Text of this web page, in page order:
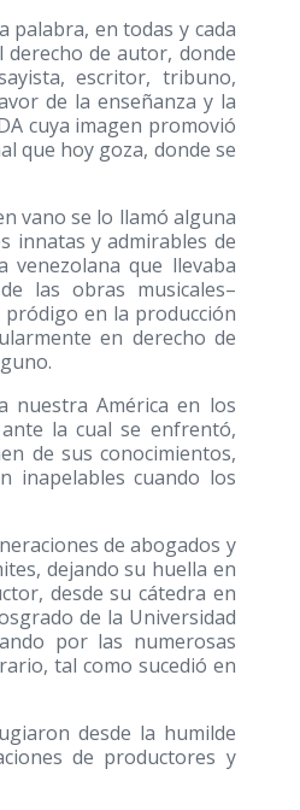
palabra, en todas y cada
derecho de autor, donde
escritor, tribuno,
de la enseñanza y la
cuya imagen promovió
que hoy goza, donde se
vano se lo llamó alguna
innatas y admirables de
venezolana que llevaba
las obras musicales–
en la producción
en derecho de
nuestra América en los
la cual se enfrentó,
de sus conocimientos,
inapelables cuando los
de abogados y
dejando su huella en
desde su cátedra en
de la Universidad
por las numerosas
tal como sucedió en
desde la humilde
de productores y